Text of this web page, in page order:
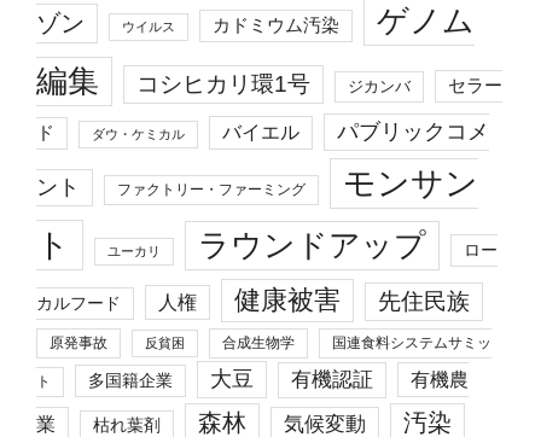
ゾン ウイルス カドミウム汚染
ゲノム
編集
コシヒカリ環1号 ジカンバ セラー
ド ダウ・ケミカル バイエル パブリックコメ
ント ファクトリー・ファーミング
モンサン
ト
ユーカリ ラウンドアップ ロー
カルフード 人権 健康被害 先住民族
原発事故 反貧困 合成生物学 国連食料システムサミッ
ト 多国籍企業 大豆 有機認証 有機農
業 枯れ葉剤 森林 気候変動 汚染